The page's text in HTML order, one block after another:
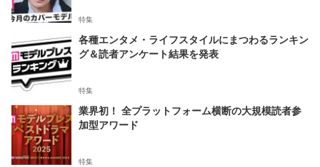
特集
各種エンタメ・ライフスタイルにまつわるランキン
グ＆読者アンケート結果を発表
特集
業界初！ 全プラットフォーム横断の大規模読者参
加型アワード
特集